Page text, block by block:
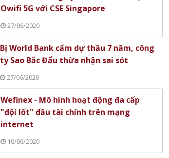
Owifi 5G với CSE Singapore
27/06/2020
Bị World Bank cấm dự thầu 7 năm, công
ty Sao Bắc Đẩu thừa nhận sai sót
27/06/2020
Wefinex - Mô hình hoạt động đa cấp
"đội lốt" đầu tài chính trên mạng
internet
10/06/2020